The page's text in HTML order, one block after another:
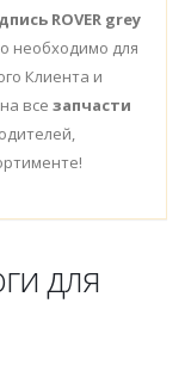
ROVER grey
необходимо для
Клиента и
все запчасти
для